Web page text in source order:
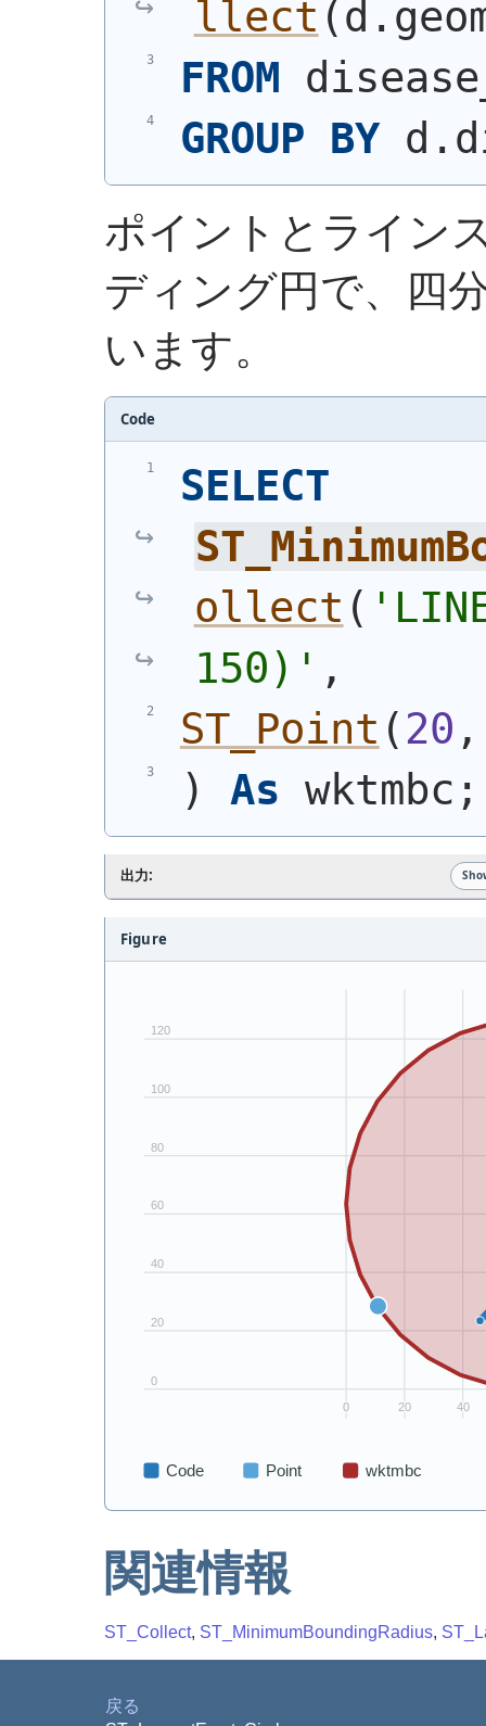
llect (
FROM
GROUP BY
ポイントとライン
ディング円で、四
います。
Code
SELECT
ollect ( '
150) ' ,
ST_Point ( 20
)
As wktmbc;
出力:
Figure
関連情報
ST_Collect, ST_MinimumBoundingRadius,
戻る